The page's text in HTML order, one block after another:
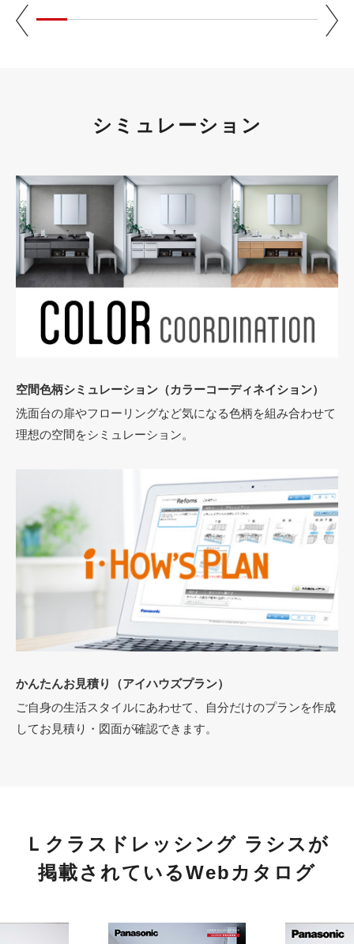
シミュレーション
空間色柄シミュレーション（カラーコーディネイション）
洗面台の扉やフローリングなど気になる色柄を組み合わせて
理想の空間をシミュレーション。
かんたんお見積り（アイハウズプラン）
ご自身の生活スタイルにあわせて、自分だけのプランを作成
してお見積り・図面が確認できます。
Ｌクラスドレッシング ラシスが
掲載されているWebカタログ